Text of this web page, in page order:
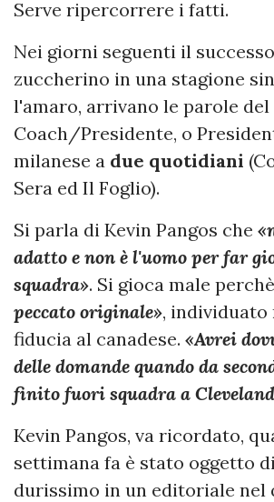
Serve ripercorrere i fatti.
Nei giorni seguenti il
zuccherino in una stagione
l'amaro, arrivano le parole del
Coach/Presidente, o
milanese a due quotidiani
Sera ed Il Foglio).
Si parla di Kevin Pangos che
adatto e non è l'uomo per far
squadra». Si gioca male perchè
peccato originale», individuato
fiducia al canadese. «Avrei
delle domande quando da
finito fuori squadra a
Kevin Pangos, va ricordato,
settimana fa è stato oggetto
durissimo in un editoriale nel